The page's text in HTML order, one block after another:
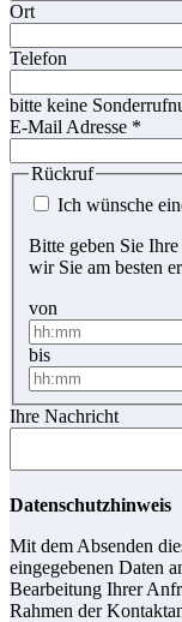
Ort
Telefon
bitte keine
E-Mail Adresse *
Rückruf
Ich wünsche
Bitte geben Sie
wir Sie am besten
von
bis
Ihre Nachricht
Datenschutzhinweis
Mit dem Absenden
eingegebenen Daten
Bearbeitung Ihrer
Rahmen der